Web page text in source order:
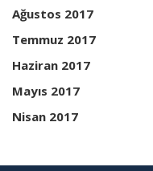
Ağustos 2017
Temmuz 2017
Haziran 2017
Mayıs 2017
Nisan 2017